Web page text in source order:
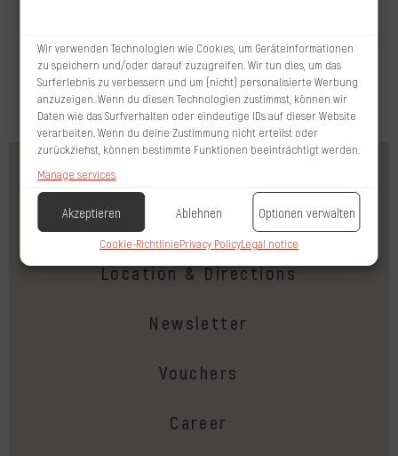
Wir verwenden Technologien wie Cookies, um Geräteinformationen
zu speichern und/oder darauf zuzugreifen. Wir tun dies, um das
Surferlebnis zu verbessern und um (nicht) personalisierte Werbung
anzuzeigen. Wenn du diesen Technologien zustimmst, können wir
Daten wie das Surfverhalten oder eindeutige IDs auf dieser Website
verarbeiten. Wenn du deine Zustimmung nicht erteilst oder
zurückziehst, können bestimmte Funktionen beeinträchtigt werden.
Manage services
Akzeptieren Ablehnen Optionen verwalten
Cookie-RichtliniePrivacy PolicyLegal notice
Order brochure
Location & Directions
Newsletter
Vouchers
Career